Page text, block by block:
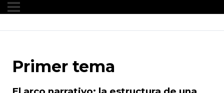
Primer tema